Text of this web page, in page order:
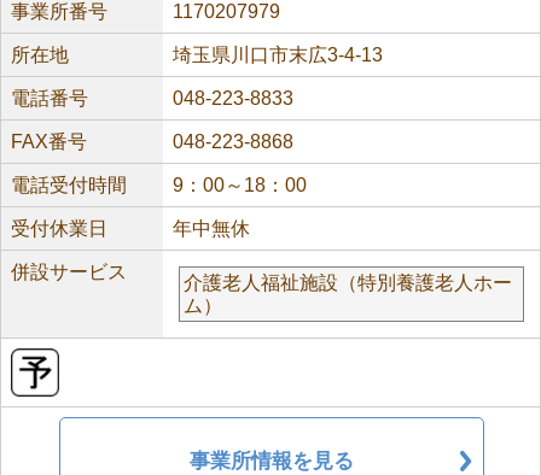
事業所番号 1170207979
所在地 埼玉県川口市末広3-4-13
電話番号 048-223-8833
FAX番号 048-223-8868
電話受付時間 9：00～18：00
受付休業日 年中無休
併設サービス
介護老人福祉施設（特別養護老人ホー
ム）
事業所情報を見る